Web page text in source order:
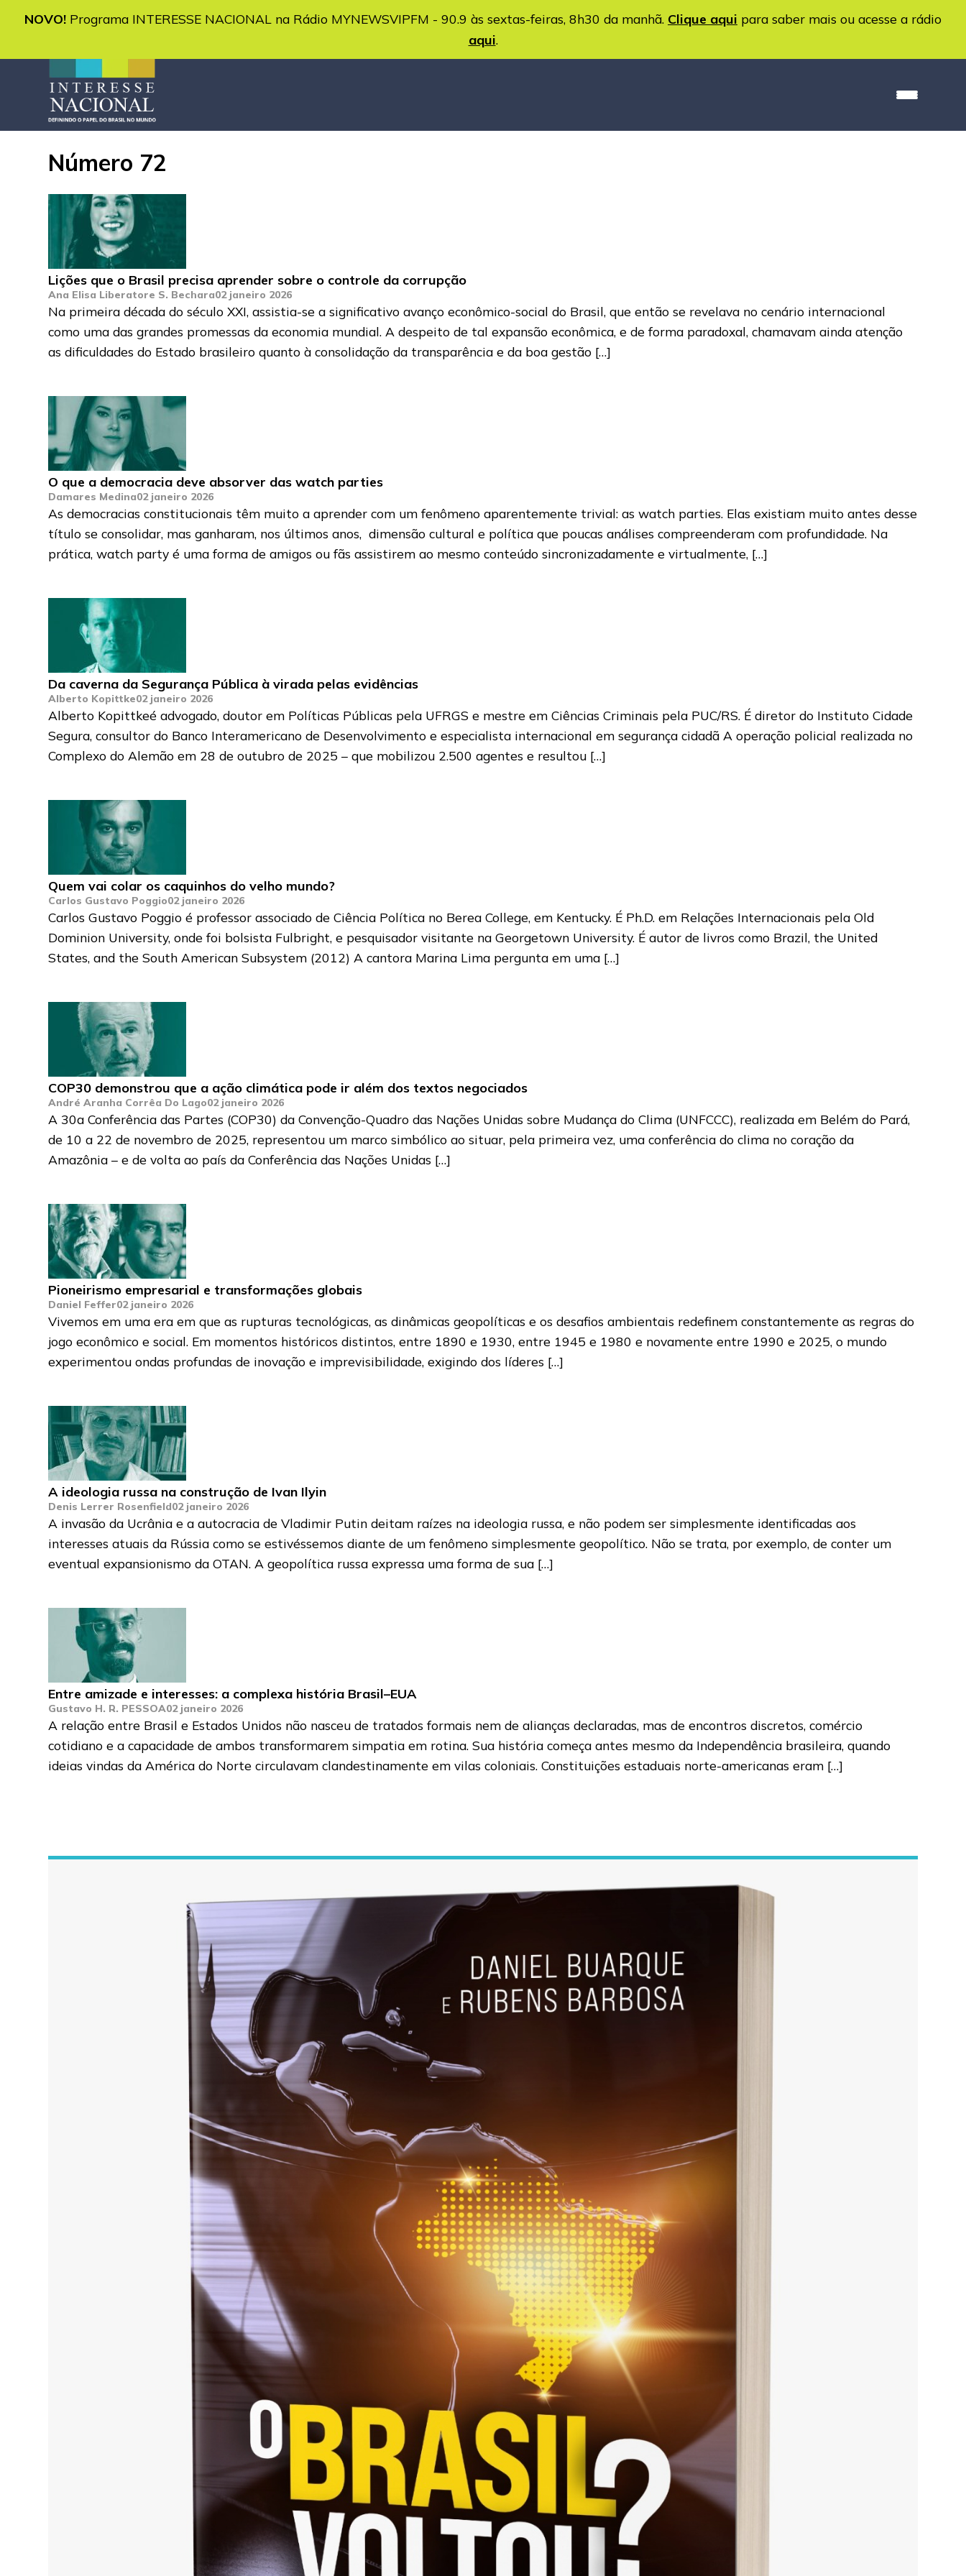
NOVO! Programa INTERESSE NACIONAL na Rádio MYNEWSVIPFM - 90.9 às sextas-feiras, 8h30 da manhã. Clique aqui para saber mais ou acesse a rádio
aqui.
Número 72
Lições que o Brasil precisa aprender sobre o controle da corrupção
Ana Elisa Liberatore S. Bechara02 janeiro 2026
Na primeira década do século XXI, assistia-se a significativo avanço econômico-social do Brasil, que então se revelava no cenário internacional
como uma das grandes promessas da economia mundial. A despeito de tal expansão econômica, e de forma paradoxal, chamavam ainda atenção
as dificuldades do Estado brasileiro quanto à consolidação da transparência e da boa gestão […]
O que a democracia deve absorver das watch parties
Damares Medina02 janeiro 2026
As democracias constitucionais têm muito a aprender com um fenômeno aparentemente trivial: as watch parties. Elas existiam muito antes desse
título se consolidar, mas ganharam, nos últimos anos, dimensão cultural e política que poucas análises compreenderam com profundidade. Na
prática, watch party é uma forma de amigos ou fãs assistirem ao mesmo conteúdo sincronizadamente e virtualmente, […]
Da caverna da Segurança Pública à virada pelas evidências
Alberto Kopittke02 janeiro 2026
Alberto Kopittkeé advogado, doutor em Políticas Públicas pela UFRGS e mestre em Ciências Criminais pela PUC/RS. É diretor do Instituto Cidade
Segura, consultor do Banco Interamericano de Desenvolvimento e especialista internacional em segurança cidadã A operação policial realizada no
Complexo do Alemão em 28 de outubro de 2025 – que mobilizou 2.500 agentes e resultou […]
Quem vai colar os caquinhos do velho mundo?
Carlos Gustavo Poggio02 janeiro 2026
Carlos Gustavo Poggio é professor associado de Ciência Política no Berea College, em Kentucky. É Ph.D. em Relações Internacionais pela Old
Dominion University, onde foi bolsista Fulbright, e pesquisador visitante na Georgetown University. É autor de livros como Brazil, the United
States, and the South American Subsystem (2012) A cantora Marina Lima pergunta em uma […]
COP30 demonstrou que a ação climática pode ir além dos textos negociados
André Aranha Corrêa Do Lago02 janeiro 2026
A 30a Conferência das Partes (COP30) da Convenção-Quadro das Nações Unidas sobre Mudança do Clima (UNFCCC), realizada em Belém do Pará,
de 10 a 22 de novembro de 2025, representou um marco simbólico ao situar, pela primeira vez, uma conferência do clima no coração da
Amazônia – e de volta ao país da Conferência das Nações Unidas […]
Pioneirismo empresarial e transformações globais
Daniel Feffer02 janeiro 2026
Vivemos em uma era em que as rupturas tecnológicas, as dinâmicas geopolíticas e os desafios ambientais redefinem constantemente as regras do
jogo econômico e social. Em momentos históricos distintos, entre 1890 e 1930, entre 1945 e 1980 e novamente entre 1990 e 2025, o mundo
experimentou ondas profundas de inovação e imprevisibilidade, exigindo dos líderes […]
A ideologia russa na construção de Ivan Ilyin
Denis Lerrer Rosenfield02 janeiro 2026
A invasão da Ucrânia e a autocracia de Vladimir Putin deitam raízes na ideologia russa, e não podem ser simplesmente identificadas aos
interesses atuais da Rússia como se estivéssemos diante de um fenômeno simplesmente geopolítico. Não se trata, por exemplo, de conter um
eventual expansionismo da OTAN. A geopolítica russa expressa uma forma de sua […]
Entre amizade e interesses: a complexa história Brasil–EUA
Gustavo H. R. PESSOA02 janeiro 2026
A relação entre Brasil e Estados Unidos não nasceu de tratados formais nem de alianças declaradas, mas de encontros discretos, comércio
cotidiano e a capacidade de ambos transformarem simpatia em rotina. Sua história começa antes mesmo da Independência brasileira, quando
ideias vindas da América do Norte circulavam clandestinamente em vilas coloniais. Constituições estaduais norte-americanas eram […]